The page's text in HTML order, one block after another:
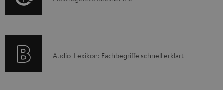
n
A
i
t
A
Audio-Lexikon: Fachbegriffe schnell erklärt